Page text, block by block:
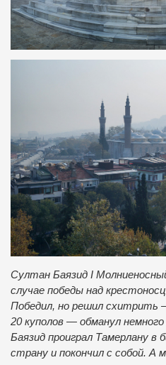
Султан Баязид І
случае победы над
Победил, но решил схитрить
20 куполов — обманул
Баязид проиграл Тамерлану в
страну и покончил с собой. А